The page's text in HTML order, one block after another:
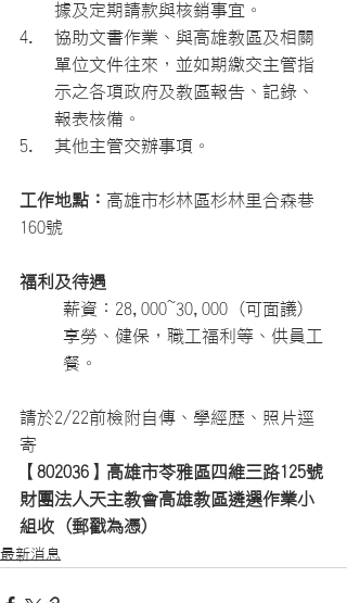
據及定期請款與核銷事宜。
協助文書作業、與高雄教區及相關
單位文件往來，並如期繳交主管指
示之各項政府及教區報告、記錄、
報表核備。
其他主管交辦事項。
工作地點： 高雄市杉林區杉林里合森巷
160號
福利及待遇
薪資： 28,000~30,000 (可面議)
享勞、健保，職工福利等、供員工
餐。
請於2/22前檢附自傳、學經歷、照片逕
寄
【 802036】高雄市苓雅區四維三路125號
財團法人天主教會高雄教區遴選作業小
組收 (郵戳為憑)
最新消息